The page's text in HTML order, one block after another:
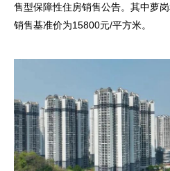
售型保障性住房销售公告。其中萝
销售基准价为15800元/平方米。